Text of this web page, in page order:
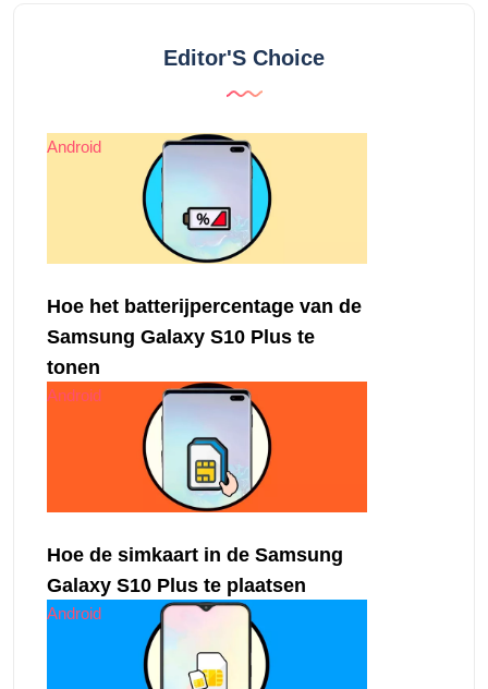
Editor'S Choice
Android
Hoe het batterijpercentage van de
Samsung Galaxy S10 Plus te
tonen
Android
Hoe de simkaart in de Samsung
Galaxy S10 Plus te plaatsen
Android